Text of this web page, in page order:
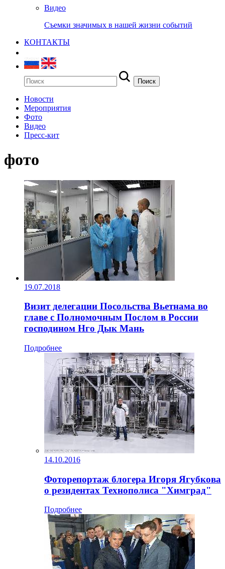
Видео
Съемки значимых в нашей жизни событий
КОНТАКТЫ
Новости
Мероприятия
Фото
Видео
Пресс-кит
фото
19.07.2018
Визит делегации Посольства Вьетнама во
главе с Полномочным Послом в России
господином Нго Дык Мань
Подробнее
14.10.2016
Фоторепортаж блогера Игоря Ягубкова
о резидентах Технополиса "Химград"
Подробнее